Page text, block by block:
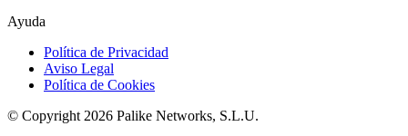
Ayuda
Política de Privacidad
Aviso Legal
Política de Cookies
© Copyright 2026 Palike Networks, S.L.U.